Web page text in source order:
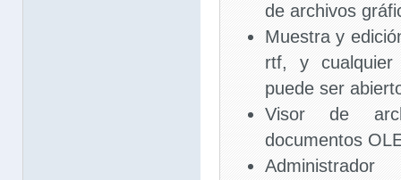
de archivos
Muestra y
rtf, y
puede ser
Visor de
documentos